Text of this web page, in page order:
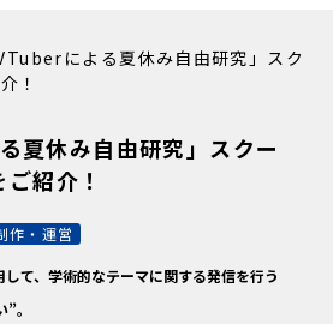
VTuberによる夏休み自由研究」スク
！
夏休み自由研究」スクー
紹介！
作・運営
て、学術的なテーマに関する発信を行う
。